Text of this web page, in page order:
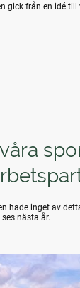
gick från en idé till
hade inget av
nästa år.